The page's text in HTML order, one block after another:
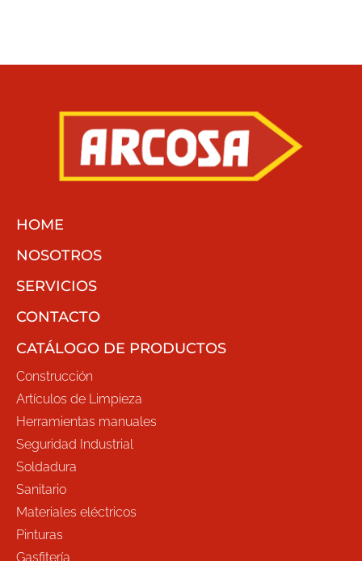
HOME
NOSOTROS
SERVICIOS
CONTACTO
CATÁLOGO DE PRODUCTOS
Construcción
Artículos de Limpieza
Herramientas manuales
Seguridad Industrial
Soldadura
Sanitario
Materiales eléctricos
Pinturas
Gasfitería